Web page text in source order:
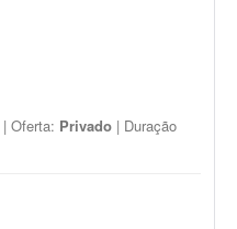
| Oferta: Privado | Duração